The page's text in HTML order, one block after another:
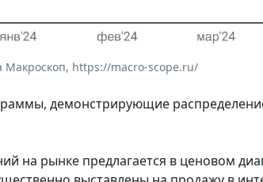
Макроскоп, https://macro-scope.ru/
демонстрирующие
на рынке предлагается в ценовом